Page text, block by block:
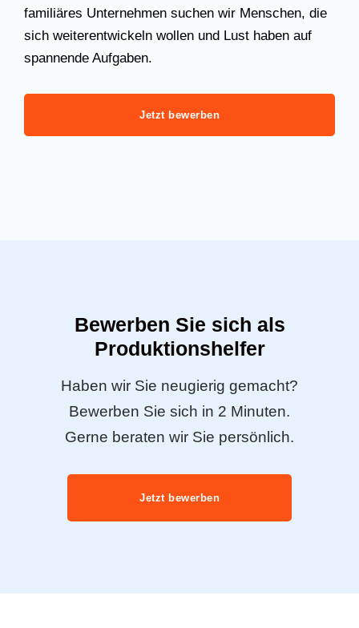
familiäres Unternehmen suchen wir Menschen, die
sich weiterentwickeln wollen und Lust haben auf
spannende Aufgaben.
Jetzt bewerben
Bewerben Sie sich als
Produktionshelfer
Haben wir Sie neugierig gemacht?
Bewerben Sie sich in 2 Minuten.
Gerne beraten wir Sie persönlich.
Jetzt bewerben